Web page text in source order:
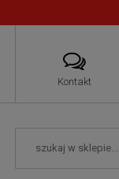
Kontakt